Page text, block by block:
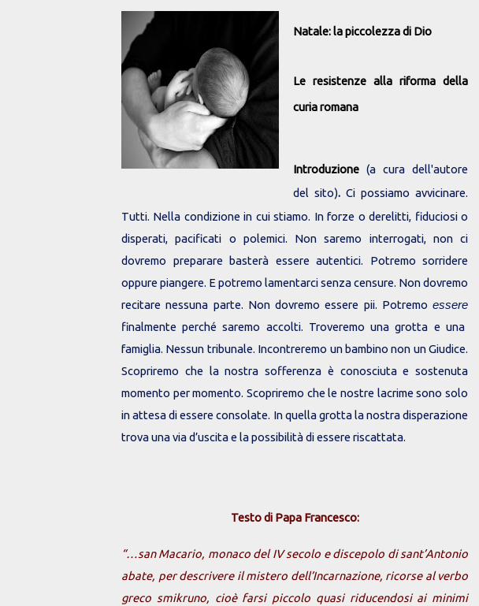
Natale: la piccolezza di Dio
Le resistenze alla riforma della
curia romana
Introduzione (a cura dell'autore
del sito). Ci possiamo avvicinare.
Tutti. Nella condizione in cui stiamo. In forze o derelitti, fiduciosi o
disperati, pacificati o polemici. Non saremo interrogati, non ci
dovremo preparare basterà essere autentici. Potremo sorridere
oppure piangere. E potremo lamentarci senza censure. Non dovremo
recitare nessuna parte. Non dovremo essere pii. Potremo essere
finalmente perché saremo accolti. Troveremo una grotta e una
famiglia. Nessun tribunale. Incontreremo un bambino non un Giudice.
Scopriremo che la nostra sofferenza è conosciuta e sostenuta
momento per momento. Scopriremo che le nostre lacrime sono solo
in attesa di essere consolate. In quella grotta la nostra disperazione
trova una via d’uscita e la possibilità di essere riscattata.
Testo di Papa Francesco:
“…san Macario, monaco del IV secolo e discepolo di sant’Antonio
abate, per descrivere il mistero dell’Incarnazione, ricorse al verbo
greco smikruno, cioè farsi piccolo quasi riducendosi ai minimi